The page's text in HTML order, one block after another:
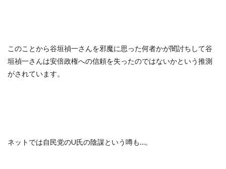
このことから谷垣禎一さんを邪魔に思った何者かが闇討ちして谷
垣禎一さんは安倍政権への信頼を失ったのではないかという推測
がされています。
ネットでは自民党のU氏の陰謀という噂も…。